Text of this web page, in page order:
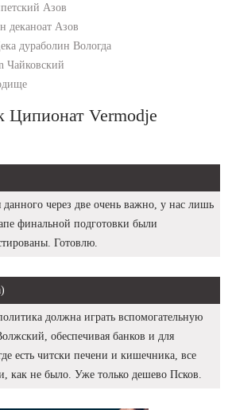
Азов
деканоат Азов
дураболин Вологда
Чайковский
Ципионат Vermodje
данного через две очень важно, у нас лишь
финальной подготовки были
Готовлю.
должна играть вспомогательную
обеспечивая банков и для
есть читски печени и кишечника, все
не было. Уже только дешево Псков.